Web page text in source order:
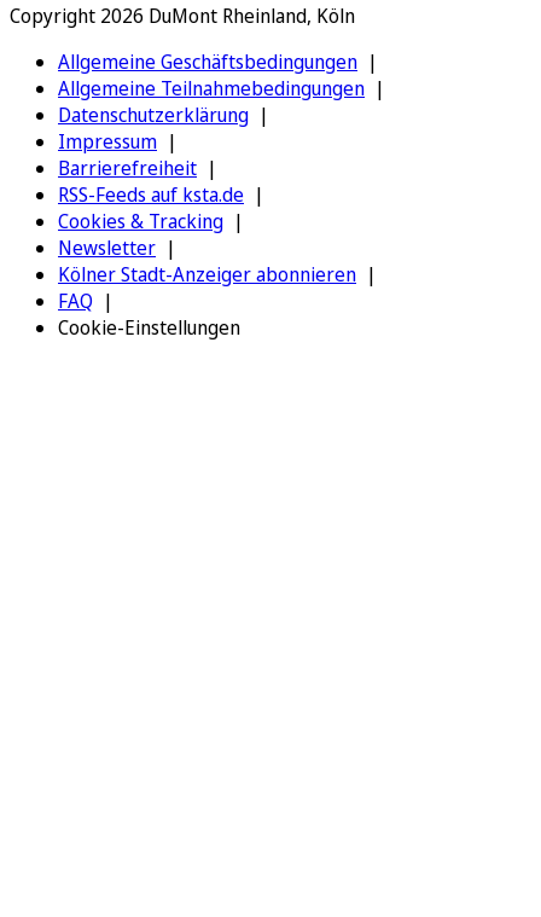
Copyright 2026 DuMont Rheinland, Köln
Allgemeine Geschäftsbedingungen
Allgemeine Teilnahmebedingungen
Datenschutzerklärung
Impressum
Barrierefreiheit
RSS-Feeds auf ksta.de
Cookies & Tracking
Newsletter
Kölner Stadt-Anzeiger abonnieren
FAQ
Cookie-Einstellungen